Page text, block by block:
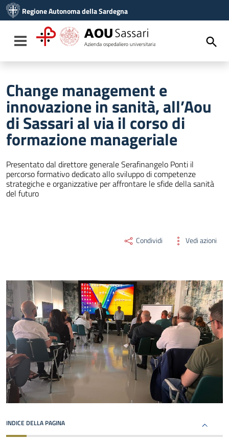
Vai al menu di navigazione
Vai al footer
Regione Autonoma della Sardegna
Toggle navigation
Change management e
innovazione in sanità, all’Aou
di Sassari al via il corso di
formazione manageriale
Presentato dal direttore generale Serafinangelo Ponti il
percorso formativo dedicato allo sviluppo di competenze
strategiche e organizzative per affrontare le sfide della sanità
del futuro
Condividi Vedi azioni
INDICE DELLA PAGINA